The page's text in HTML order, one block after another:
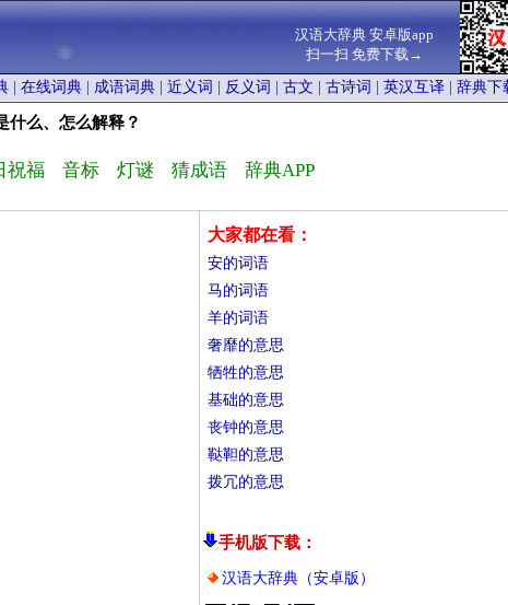
汉语大辞典 安卓版app
扫一扫 免费下载→
在线词典 成语词典 近义词 反义词 古文 古诗词 英汉互译 辞典下
什么、怎么解释？
祝福 音标 灯谜 猜成语 辞典APP
大家都在看：
安的词语
马的词语
羊的词语
奢靡的意思
牺牲的意思
基础的意思
丧钟的意思
鞑靼的意思
拨冗的意思
手机版下载：
汉语大辞典（安卓版）